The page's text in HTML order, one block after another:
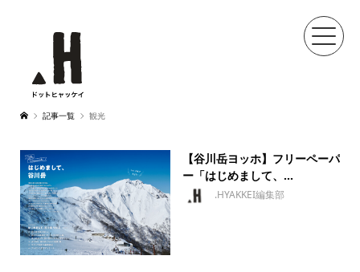
記事一覧 観光
【谷川岳ヨッホ】フリーペーパ
ー「はじめまして、...
.HYAKKEI編集部